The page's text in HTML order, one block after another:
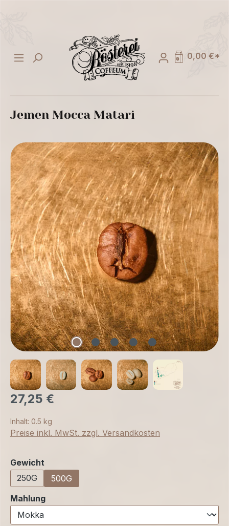
0,00 €*
Jemen Mocca Matari
27,25 €
Inhalt: 0.5 kg
Preise inkl. MwSt. zzgl. Versandkosten
Gewicht
250G
500G
Mahlungauswählen